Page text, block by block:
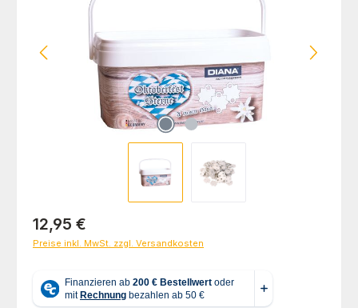
Regulärer Preis:
12,95 €
Preise inkl. MwSt. zzgl. Versandkosten